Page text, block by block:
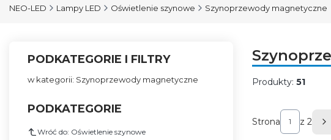
NEO-LED Lampy LED Oświetlenie szynowe Szynoprzewody magnetyczne
PODKATEGORIE I FILTRY
w kategorii: Szynoprzewody magnetyczne
PODKATEGORIE
Wróć do: Oświetlenie szynowe
Produkty: 51
Strona z 2